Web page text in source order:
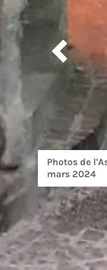

Photos de
mars 2024